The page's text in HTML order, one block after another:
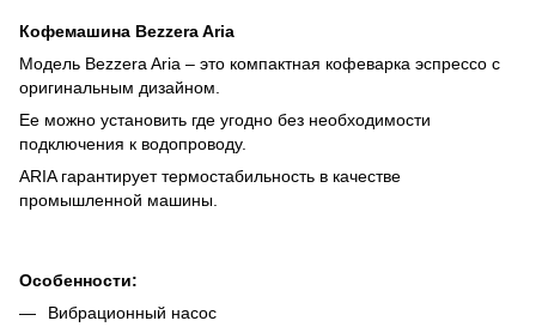
Кофемашина Bezzera Aria
Модель Bezzera Aria – это компактная кофеварка эспрессо с
оригинальным дизайном.
Ее можно установить где угодно без необходимости
подключения к водопроводу.
ARIA гарантирует термостабильность в качестве
промышленной машины.
Особенности:
Вибрационный насос